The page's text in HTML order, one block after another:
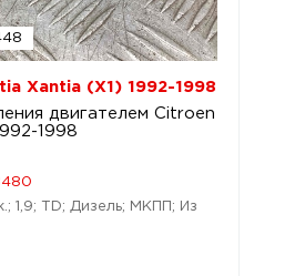
Xantia (X1) 1992-1998
двигателем Citroen
1998
1,9; TD; Дизель; МКПП; Из